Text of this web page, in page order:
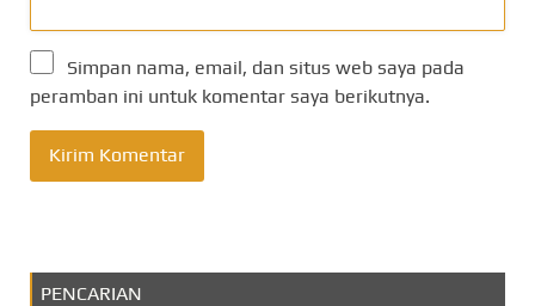
Simpan nama, email, dan situs web saya pada
peramban ini untuk komentar saya berikutnya.
PENCARIAN